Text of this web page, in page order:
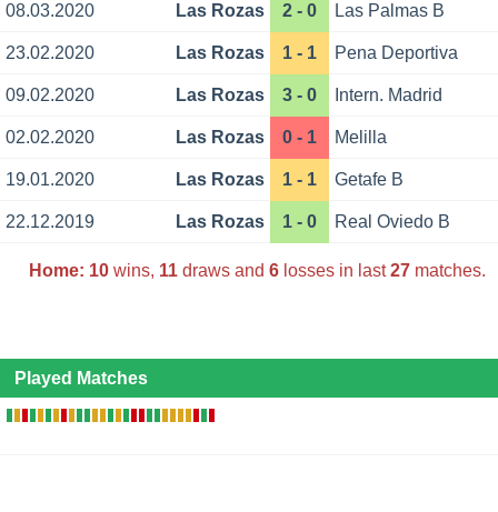
08.03.2020 Las Rozas 2 - 0 Las Palmas B
23.02.2020 Las Rozas 1 - 1 Pena Deportiva
09.02.2020 Las Rozas 3 - 0 Intern. Madrid
02.02.2020 Las Rozas 0 - 1 Melilla
19.01.2020 Las Rozas 1 - 1 Getafe B
22.12.2019 Las Rozas 1 - 0 Real Oviedo B
Home: 10wins, 11draws and 6losses in last27matches.
Played Matches